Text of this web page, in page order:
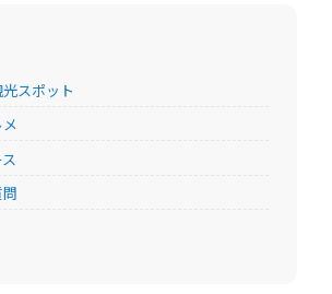
スポット